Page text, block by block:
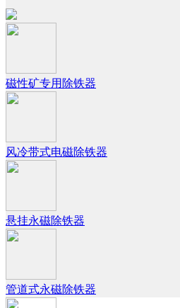
磁性矿专用除铁器
风冷带式电磁除铁器
悬挂永磁除铁器
管道式永磁除铁器